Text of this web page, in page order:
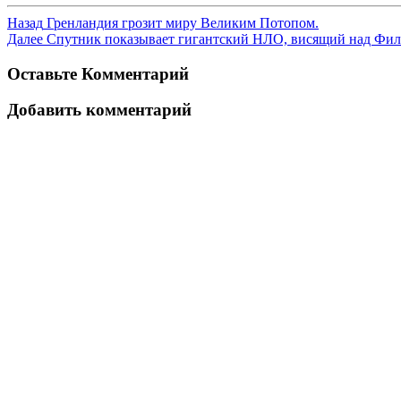
Назад Гренландия грозит миру Великим Потопом.
Далее Спутник показывает гигантский НЛО, висящий над
Оставьте Комментарий
Добавить комментарий